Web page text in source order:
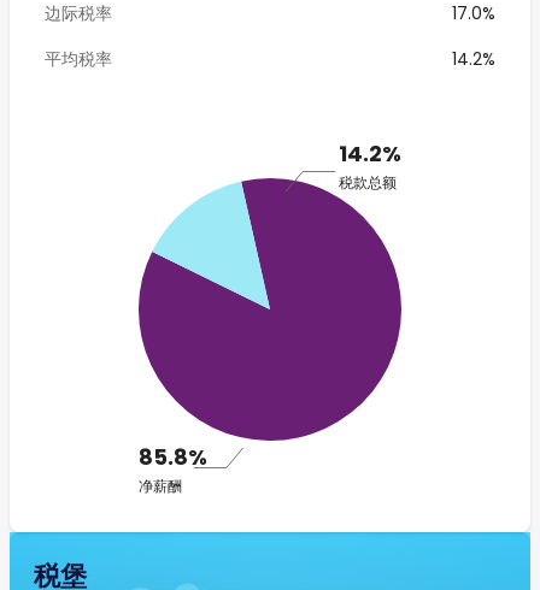
边际税率
17.0%
平均税率
14.2%
14.2%
税款总额
85.8%
净薪酬
税堡